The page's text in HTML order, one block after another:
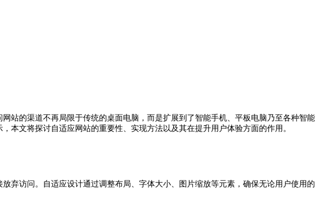
站的渠道不再局限于传统的桌面电脑，而是扩展到了智能手机、平板电脑乃至各种智能
本文将探讨自适应网站的重要性、实现方法以及其在提升用户体验方面的作用。
弃访问。自适应设计通过调整布局、字体大小、图片缩放等元素，确保无论用户使用的